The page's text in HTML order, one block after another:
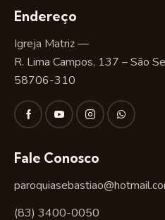
Endereço
Igreja Matriz —
R. Lima Campos, 137 – São
58706-310
Fale Conosco
(83) 3400-0050